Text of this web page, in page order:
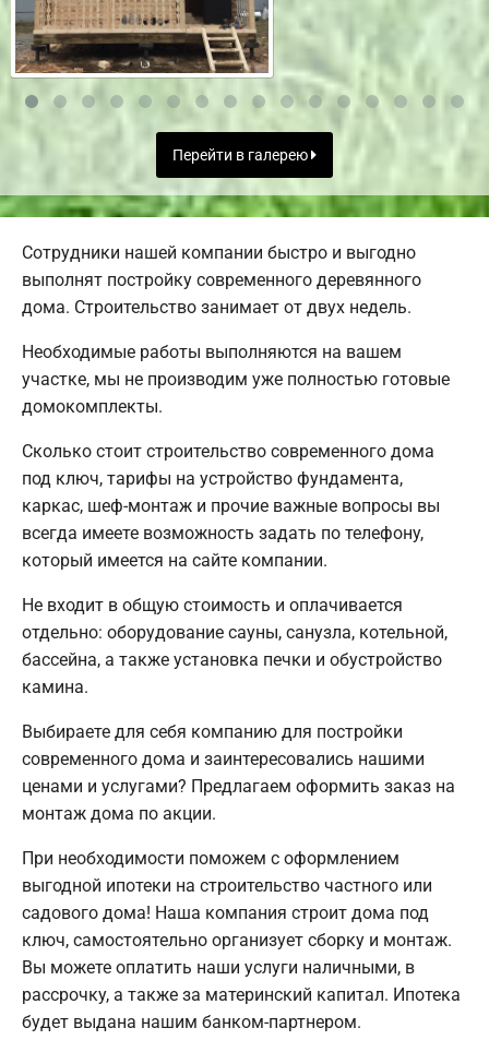
Перейти в галерею
Сотрудники нашей компании быстро и выгодно
выполнят постройку современного деревянного
дома. Строительство занимает от двух недель.
Необходимые работы выполняются на вашем
участке, мы не производим уже полностью готовые
домокомплекты.
Сколько стоит строительство современного дома
под ключ, тарифы на устройство фундамента,
каркас, шеф-монтаж и прочие важные вопросы вы
всегда имеете возможность задать по телефону,
который имеется на сайте компании.
Не входит в общую стоимость и оплачивается
отдельно: оборудование сауны, санузла, котельной,
бассейна, а также установка печки и обустройство
камина.
Выбираете для себя компанию для постройки
современного дома и заинтересовались нашими
ценами и услугами? Предлагаем оформить заказ на
монтаж дома по акции.
При необходимости поможем с оформлением
выгодной ипотеки на строительство частного или
садового дома! Наша компания строит дома под
ключ, самостоятельно организует сборку и монтаж.
Вы можете оплатить наши услуги наличными, в
рассрочку, а также за материнский капитал. Ипотека
будет выдана нашим банком-партнером.